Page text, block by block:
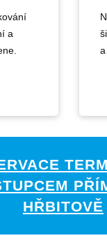
a
a
HŘBITOVĚ